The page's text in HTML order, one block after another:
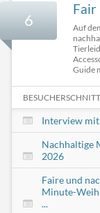
6
Fair
Auf
Guide
Interview
Nachhaltige
2026
Faire und
Minute-
...